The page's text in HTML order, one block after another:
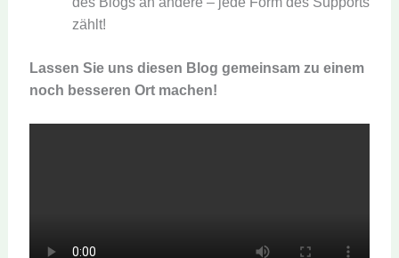
zählt!
Lassen Sie uns diesen Blog gemeinsam zu einem
noch besseren Ort machen!